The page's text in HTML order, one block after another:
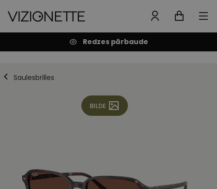
Redzes pārbaude
Saulesbrilles
BILDE